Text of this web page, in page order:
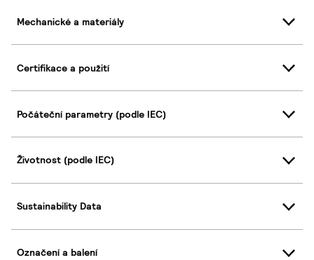
Mechanické a materiály
Certifikace a použití
Počáteční parametry (podle IEC)
Životnost (podle IEC)
Sustainability Data
Označení a balení